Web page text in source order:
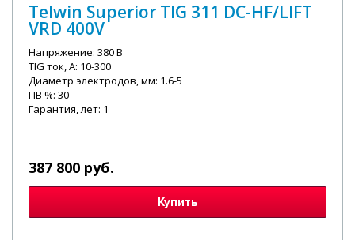
Telwin Superior TIG 311 DC-HF/LIFT
VRD 400V
Напряжение: 380 В
TIG ток, А: 10-300
Диаметр электродов, мм: 1.6-5
ПВ %: 30
Гарантия, лет: 1
387 800 руб.
Купить